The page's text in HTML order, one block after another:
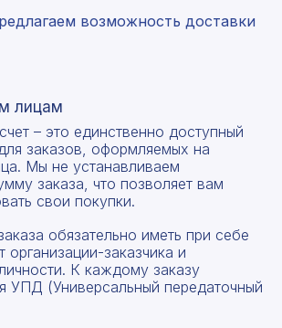
возможность доставки
лицам
– это единственно доступный
заказов, оформляемых на
Мы не устанавливаем
заказа, что позволяет вам
свои покупки.
обязательно иметь при себе
организации-заказчика и
К каждому заказу
УПД (Универсальный передаточный